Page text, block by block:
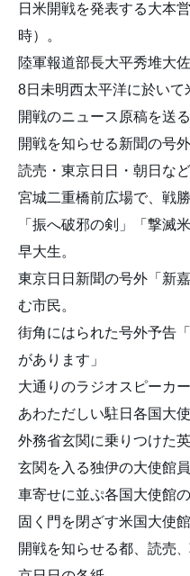
日米開戦を発表する大本
時）。
陸軍報道部長大平秀堆大
8日未明西太平洋に於いて
開戦のニュース原稿を送る
開戦を知らせる新聞の号外
読売・東京日日・朝日など
宮城二重橋前広場で、戦
「振へ破邪の剣」「撃滅
早大生。
東京日日新聞の号外「新
む市民。
街角にはられた号外予告
があります」
大通りのラジオスピーカ
あわただしい駐日各国大使
外務省玄関に乗りつけた
玄関を入る独伊の大使館員
車寄せに並ぷ各国大使館の
固く門を閉ざす米国大使
開戦を知らせる都、読売